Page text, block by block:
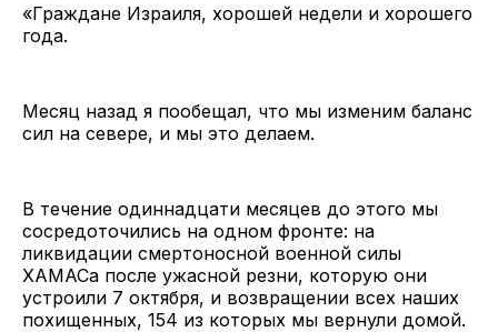
«Граждане Израиля, хорошей недели и хорошего
года.
Месяц назад я пообещал, что мы изменим баланс
сил на севере, и мы это делаем.
В течение одиннадцати месяцев до этого мы
сосредоточились на одном фронте: на
ликвидации смертоносной военной силы
ХАМАСа после ужасной резни, которую они
устроили 7 октября, и возвращении всех наших
похищенных, 154 из которых мы вернули домой.